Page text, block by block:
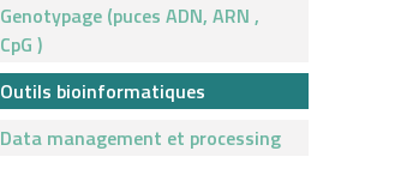
Genotypage (puces ADN, ARN ,
CpG )
Outils bioinformatiques
Data management et processing